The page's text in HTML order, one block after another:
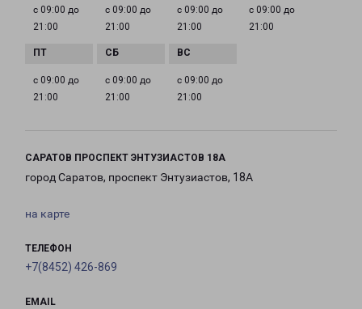
с 09:00 до
21:00
с 09:00 до
21:00
с 09:00 до
21:00
с 09:00 до
21:00
с 09:00 до
21:00
с 09:00 до
21:00
с 09:00 до
21:00
САРАТОВ ПРОСПЕКТ ЭНТУЗИАСТОВ 18А
город Саратов, проспект Энтузиастов, 18А
на карте
ТЕЛЕФОН
+7(8452) 426-869
EMAIL